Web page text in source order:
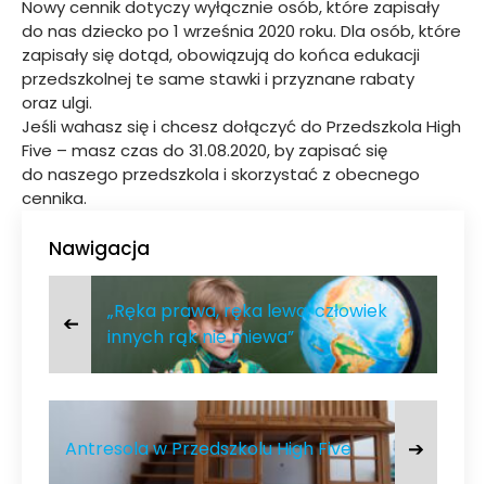
Nowy cennik dotyczy wyłącznie osób, które zapisały
do nas dziecko po 1 września 2020 roku. Dla osób, które
zapisały się dotąd, obowiązują do końca edukacji
przedszkolnej te same stawki i przyznane rabaty
oraz ulgi.
Jeśli wahasz się i chcesz dołączyć do Przedszkola High
Five – masz czas do 31.08.2020, by zapisać się
do naszego przedszkola i skorzystać z obecnego
cennika.
Nawigacja
➔
„Ręka prawa, ręka lewa, człowiek
innych rąk nie miewa”
Antresola w Przedszkolu High Five ➔